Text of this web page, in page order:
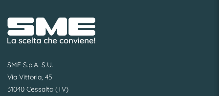
SME S.p.A. S.U.
Via Vittoria, 45
31040 Cessalto (TV)